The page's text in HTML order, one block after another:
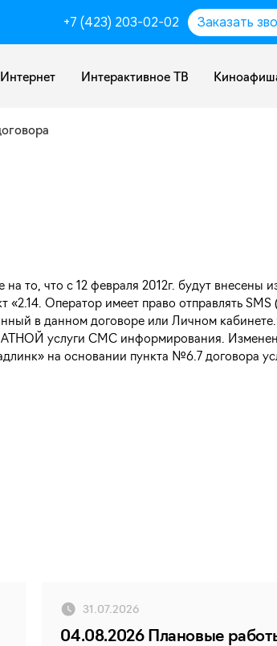
+7 (423) 203-02-02 Заказать
Интернет Интерактивное ТВ
то, что с 12 февраля 2012г. будут внесены
«2.14. Оператор имеет право отправлять SMS
в данном договоре или Личном
услуги СМС информирования.
на основании пункта №6.7 договора
31.07.2026
04.08.2026 Плановые